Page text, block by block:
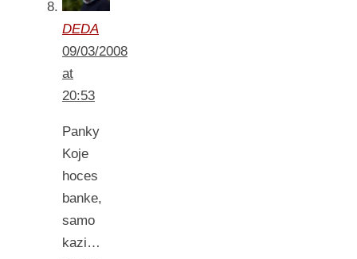
DEDA
09/03/2008
at
20:53
Panky
Koje
hoces
banke,
samo
kazi…